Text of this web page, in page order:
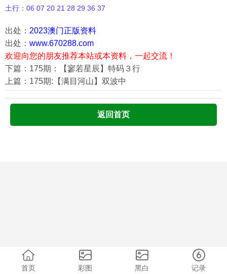
土行：06 07 20 21 28 29 36 37
出处： 2023澳门正版资料
出处： www.670288.com
欢迎向您的朋友推荐本站或本资料，一起交流！
下篇：175期：【寥若星辰】特码３行
上篇：175期:【满目河山】双波中
返回首页
首页 彩图 黑白 记录